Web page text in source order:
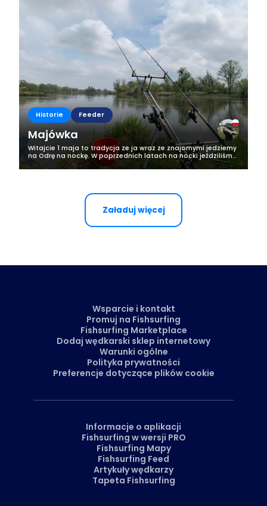
Historie Feeder
Majówka
Witajcie 1 maja to tradycja ze ja wraz ze znajomymi jedziemy
na Odrę na nockę. W poprzednich latach na nocki jeździliśmy
już w marcu czy kwietniu, ten rok jest wyjątkowy poprzez
pogodę i ta nocka...
Załaduj więcej
Wsparcie i kontakt
Promuj na Fishsurfing
Fishsurfing Marketplace
Dodaj wędkarski sklep internetowy
Warunki ogólne
Polityka prywatności
Preferencje dotyczące plików cookie
Informacje o aplikacji
Fishsurfing w wersji PRO
Fishsurfing Mapy
Fishsurfing Feed
Artykuły wędkarzy
Tapeta Fishsurfing